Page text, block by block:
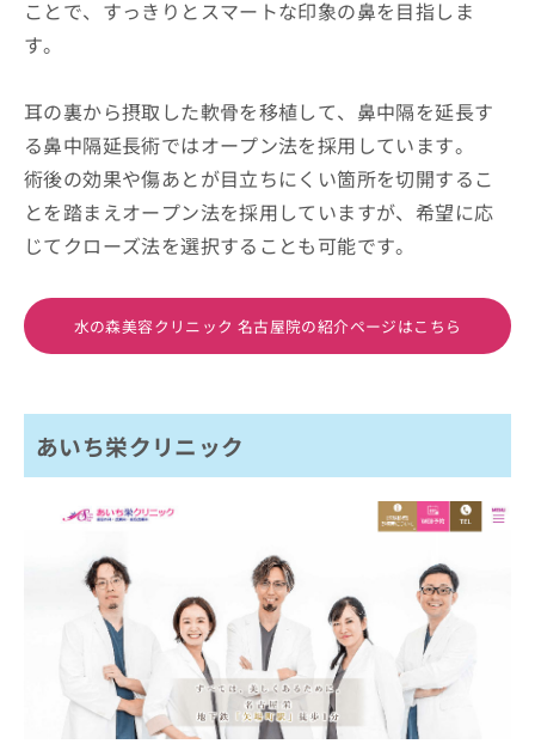
ことで、すっきりとスマートな印象の鼻を目指しま
す。
耳の裏から摂取した軟骨を移植して、鼻中隔を延長す
る鼻中隔延長術ではオープン法を採用しています。
術後の効果や傷あとが目立ちにくい箇所を切開するこ
とを踏まえオープン法を採用していますが、希望に応
じてクローズ法を選択することも可能です。
水の森美容クリニック 名古屋院の紹介ページはこちら
あいち栄クリニック